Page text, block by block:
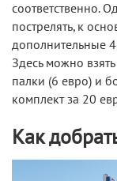
соответственно.
пострелять, к
дополнительные
Здесь можно
палки (6 евро) и
комплект за 20
Как